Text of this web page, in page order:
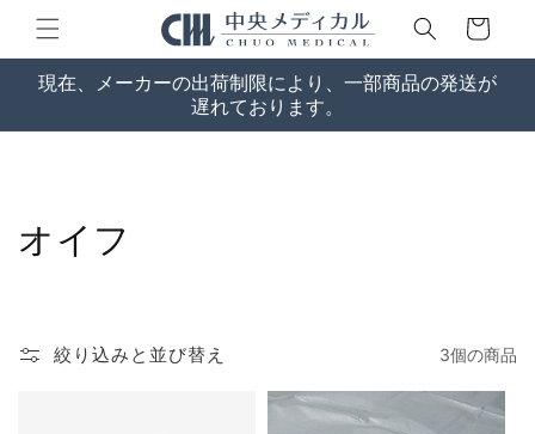
コンテン
ツに進む
ー
ト
現在、メーカーの出荷制限により、一部商品の発送が
遅れております。
コ
オイフ
絞り込みと並び替え 3個の商品